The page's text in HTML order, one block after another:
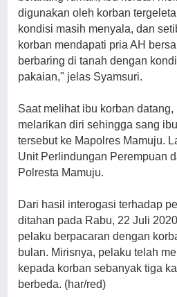
digunakan oleh korban
kondisi masih menyala, dan
korban mendapati pria AH
berbaring di tanah dengan
pakaian," jelas Syamsuri.
Saat melihat ibu korban
melarikan diri sehingga sang
tersebut ke Mapolres Mamuju.
Unit Perlindungan Perempuan
Polresta Mamuju.
Dari hasil interogasi terhadap
ditahan pada Rabu, 22 Juli
pelaku berpacaran dengan
bulan. Mirisnya, pelaku telah
kepada korban sebanyak tiga
berbeda. (har/red)